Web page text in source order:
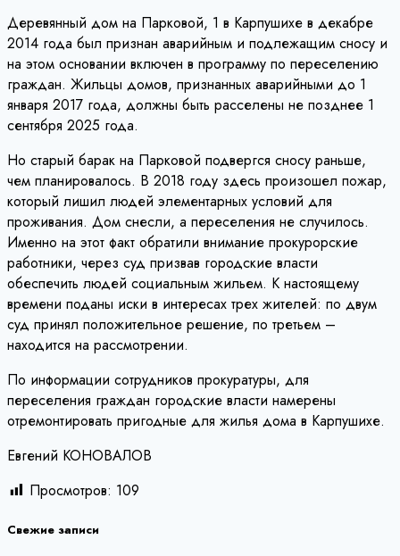
Деревянный дом на Парковой, 1 в Карпушихе в декабре
2014 года был признан аварийным и подлежащим сносу и
на этом основании включен в программу по переселению
граждан. Жильцы домов, признанных аварийными до 1
января 2017 года, должны быть расселены не позднее 1
сентября 2025 года.
Но старый барак на Парковой подвергся сносу раньше,
чем планировалось. В 2018 году здесь произошел пожар,
который лишил людей элементарных условий для
проживания. Дом снесли, а переселения не случилось.
Именно на этот факт обратили внимание прокурорские
работники, через суд призвав городские власти
обеспечить людей социальным жильем. К настоящему
времени поданы иски в интересах трех жителей: по двум
суд принял положительное решение, по третьем –
находится на рассмотрении.
По информации сотрудников прокуратуры, для
переселения граждан городские власти намерены
отремонтировать пригодные для жилья дома в Карпушихе.
Евгений КОНОВАЛОВ
Просмотров: 109
Свежие записи